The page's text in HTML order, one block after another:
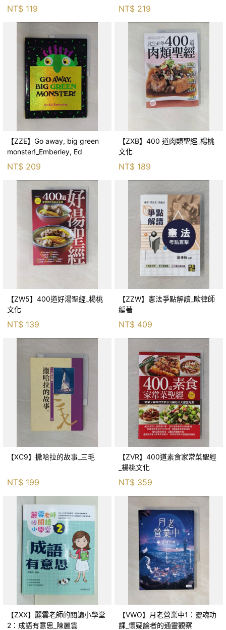
NT$ 119 NT$ 219
【ZZE】Go away, big green
monster!_Emberley, Ed
NT$ 209
【ZXB】400 道肉類聖經_楊桃
文化
NT$ 189
【ZW5】400道好湯聖經_楊桃
文化
NT$ 139
【ZZW】憲法爭點解讀_歐律師
編著
NT$ 409
【XC9】撒哈拉的故事_三毛
NT$ 199
【ZVR】400道素食家常菜聖經
_楊桃文化
NT$ 359
【ZXX】麗雲老師的閱讀小學堂
2：成語有意思_陳麗雲
【VWO】月老營業中1：靈魂功
課_懷疑論者的通靈觀察